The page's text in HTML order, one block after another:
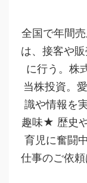
全国で年間
は、接客や
に行う。株
当株投資。
識や情報を
趣味★ 歴史
育児に奮闘
仕事のご依